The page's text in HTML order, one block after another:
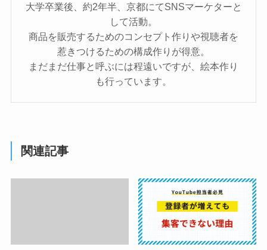
大学卒業後、約2年半、京都にてSNSマーケターと
して活動。
商品を販売するためのコンセプト作りや視聴者を
惹きつけるための構成作りが得意。
まだまだ仕事と呼ぶには程遠いですが、絵本作り
も行っています。
関連記事